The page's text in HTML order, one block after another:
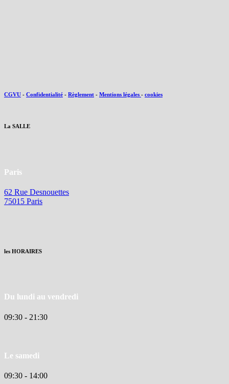
CGVU - Confidentialité - Règlement - Mentions légales - cookies
La SALLE
Paris
62 Rue Desnouettes
75015 Paris
les HORAIRES
Du lundi au vendredi
09:30 - 21:30
Le samedi
09:30 - 14:00